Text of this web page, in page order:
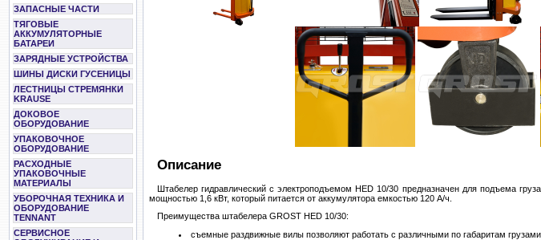
ЗАПАСНЫЕ ЧАСТИ
ТЯГОВЫЕ
АККУМУЛЯТОРНЫЕ
БАТАРЕИ
ЗАРЯДНЫЕ УСТРОЙСТВА
ШИНЫ ДИСКИ ГУСЕНИЦЫ
ЛЕСТНИЦЫ СТРЕМЯНКИ
KRAUSE
ДОКОВОЕ
ОБОРУДОВАНИЕ
УПАКОВОЧНОЕ
ОБОРУДОВАНИЕ
РАСХОДНЫЕ
УПАКОВОЧНЫЕ
МАТЕРИАЛЫ
УБОРОЧНАЯ ТЕХНИКА И
ОБОРУДОВАНИЕ
TENNANT
СЕРВИСНОЕ
Описание
Штабелер гидравлический с электроподъемом HED 10/30 предназначен для подъема
мощностью 1,6 кВт, который питается от аккумулятора емкостью 120 А/ч.
Преимущества штабелера GROST HED 10/30:
съемные раздвижные вилы позволяют работать с различными по габаритам